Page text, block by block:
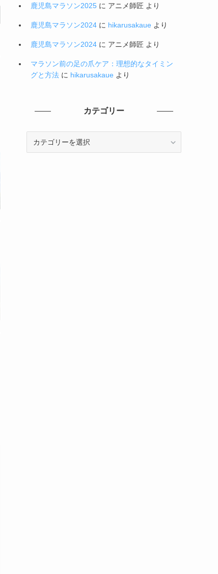
鹿児島マラソン2025 に アニメ師匠 より
鹿児島マラソン2024 に hikarusakaue より
鹿児島マラソン2024 に アニメ師匠 より
マラソン前の足の爪ケア：理想的なタイミン
グと方法 に hikarusakaue より
カテゴリー